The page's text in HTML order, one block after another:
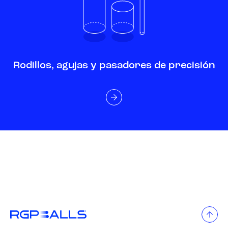
Rodillos, agujas y pasadores de precisión